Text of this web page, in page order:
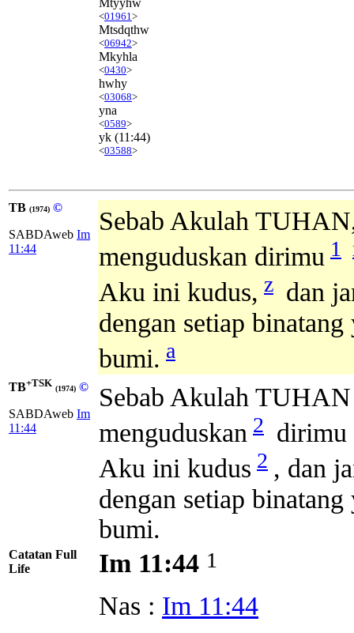
<01961 >
Mtsdqthw
<06942>
Mkyhla
<0430>
hwhy
<03068>
yna
<0589>
yk (11:44)
<03588>
TB (1974) ©
SABDAweb Im
11:44
Sebab Akulah
menguduskan dirimu 1
Aku ini kudus, z dan
dengan setiap
bumi. a
TB+TSK (1974) ©
SABDAweb Im
11:44
Sebab Akulah TUHAN
menguduskan 2 dirimu
Aku ini kudus 2 , dan
dengan setiap
bumi.
Catatan Full
Life
Im 11:44 1
Nas : Im 11:44